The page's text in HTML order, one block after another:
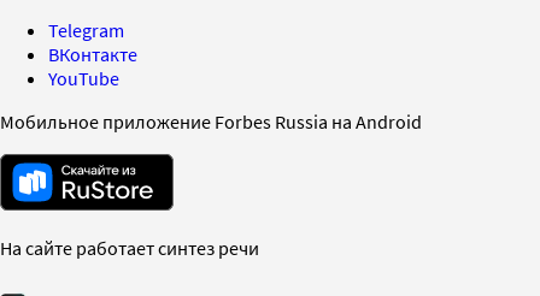
Telegram
ВКонтакте
YouTube
Мобильное приложение Forbes Russia на Android
На сайте работает синтез речи